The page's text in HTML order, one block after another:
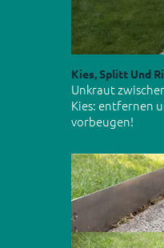
Kies, Splitt Und
Unkraut
Kies: entfernen
vorbeugen!